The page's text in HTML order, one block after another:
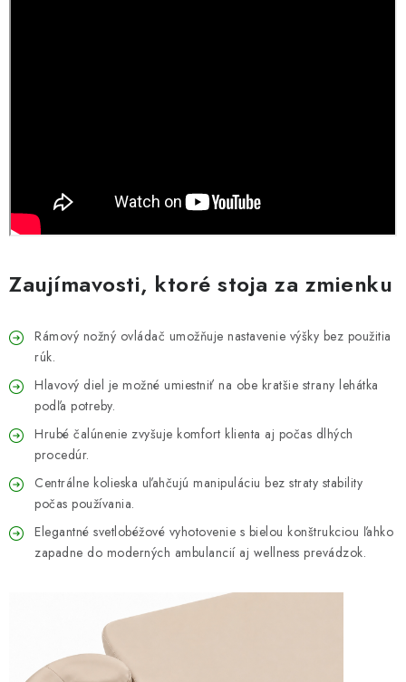
Zaujímavosti, ktoré stoja za zmienku
Rámový nožný ovládač umožňuje nastavenie výšky bez použitia
rúk.
Hlavový diel je možné umiestniť na obe kratšie strany lehátka
podľa potreby.
Hrubé čalúnenie zvyšuje komfort klienta aj počas dlhých
procedúr.
Centrálne kolieska uľahčujú manipuláciu bez straty stability
počas používania.
Elegantné svetlobéžové vyhotovenie s bielou konštrukciou ľahko
zapadne do moderných ambulancií aj wellness prevádzok.